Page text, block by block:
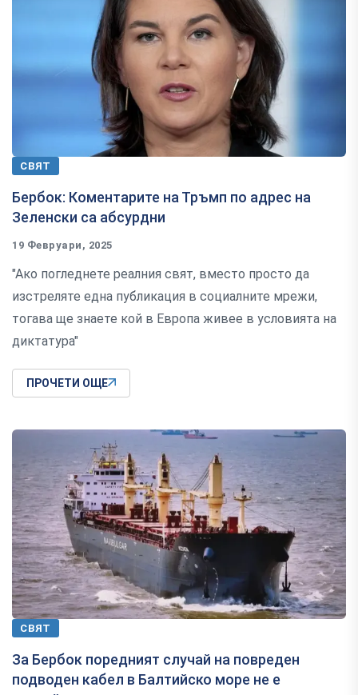
СВЯТ
Бербок: Коментарите на Тръмп по адрес на
Зеленски са абсурдни
19 Февруари, 2025
"Ако погледнете реалния свят, вместо просто да
изстреляте една публикация в социалните мрежи,
тогава ще знаете кой в Европа живее в условията на
диктатура"
ПРОЧЕТИ ОЩЕ
СВЯТ
За Бербок поредният случай на повреден
подводен кабел в Балтийско море не е